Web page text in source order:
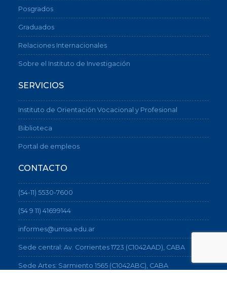
Posgrados
Graduados
Relaciones Internacionales
Sobre el Instituto de Investigación
SERVICIOS
Instituto de Orientación Vocacional y Profesional
Biblioteca
Portal de empleos
CONTACTO
(54-11) 5530-7600
(54 9 11) 41699144
informes@umsa.edu.ar
Sede central: Av. Corrientes 1723 (C1042AAD), CABA
Sede Artes: Sarmiento 1565 (C1042ABC), CABA